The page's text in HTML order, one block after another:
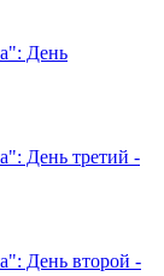
День
День третий -
День второй -